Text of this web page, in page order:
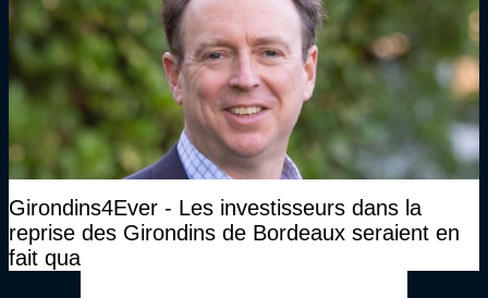
Girondins4Ever - Les investisseurs dans la
reprise des Girondins de Bordeaux seraient en
fait quatre